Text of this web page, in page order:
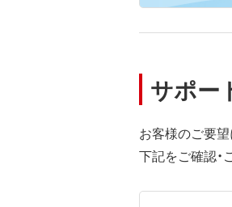
サポー
お客様のご要
下記をご確認・